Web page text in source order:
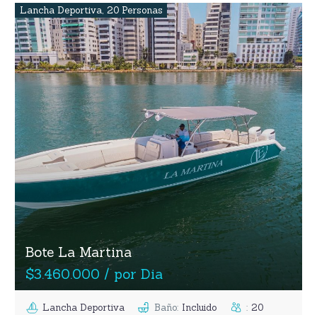
Lancha Deportiva, 20 Personas
Bote La Martina
$3.460.000 / por Dia
Lancha Deportiva Baño: Incluido : 20